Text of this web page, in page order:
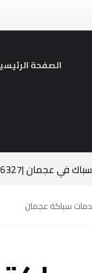
الصفحة
سباك في عجمان |0521606327| الخبرة والاحترافية في خدمتك
سباكة عجمان